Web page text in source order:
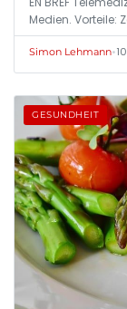
Medien. Vorteile:
Simon Lehmann•
GESUNDHEIT